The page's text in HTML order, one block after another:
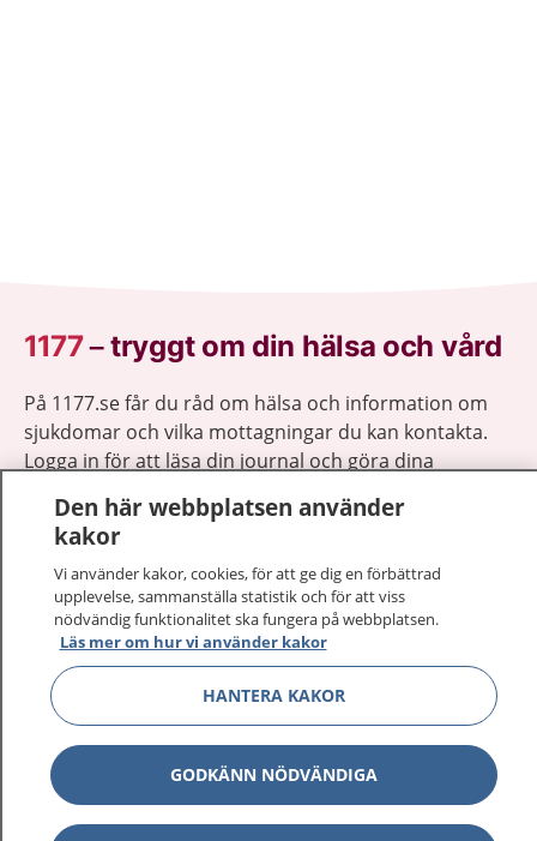
1177–tryggt om din hälsa och vård
På 1177.se får du råd om hälsa och information om
sjukdomar och vilka mottagningar du kan kontakta.
Logga in för att läsa din journal och göra dina
sjukvårdsrådgivning dygnet runt.
1177 ger dig råd när du vill må bättre.
1177 på flera språk Visa
Om 1177 Visa
Visa
Den här webbplatsen använder
kakor
Vi använder kakor, cookies, för att ge dig en förbättrad
upplevelse, sammanställa statistik och för att viss
nödvändig funktionalitet ska fungera på webbplatsen.
Läs mer om hur vi använder kakor
HANTERA KAKOR
GODKÄNN NÖDVÄNDIGA